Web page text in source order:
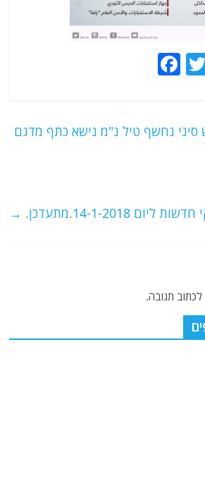
T
er
e
k
סיני נחשף טיל נ"מ נישא כתף מדגם
ליום 14-1-2018.מתעדכן. →
לכתוב תגובה.